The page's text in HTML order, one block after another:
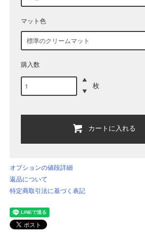
マット色
購入数
枚
カートに入れる
オプションの値段詳細
返品について
特定商取引法に基づく表記